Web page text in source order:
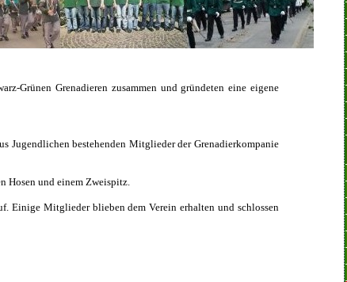
Grünen Grenadieren zusammen und gründeten eine eigene
Jugendlichen bestehenden Mitglieder der Grenadierkompanie
Hosen und einem Zweispitz.
Einige Mitglieder blieben dem Verein erhalten und schlossen